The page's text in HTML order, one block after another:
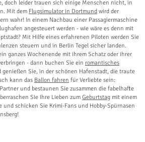
doch leider trauen sich einige Menschen nicht, in
Mit dem Flugsimulator in Dortmund wird der
wahr! In einem Nachbau einer Passagiermaschine
angesteuert werden - wie wäre es denn mit
Mit Hilfe eines erfahrenen Piloten werden Sie
steuern und in Berlin Tegel sicher landen.
ganzes Wochenende mit ihrem Schatz oder ihrer
- dann buchen Sie ein romantisches
genießen Sie, in der schönen Hafenstadt, die traute
kann das Ballon fahren für Verliebte sein:
und bestaunen Sie zusammen die fabelhafte
Sie Ihre Lieben zum Geburtstag mit einem
und schicken Sie Krimi-Fans und Hobby-Spürnasen